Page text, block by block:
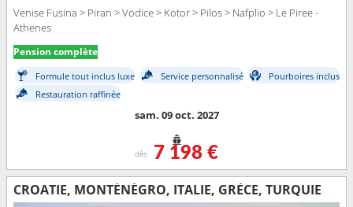
Venise Fusina > Piran > Vodice > Kotor > Pilos > Nafplio > Le Piree -
Athenes
Pension complète
Formule tout inclus luxe Service personnalisé
Pourboires inclus
Restauration raffinée
sam. 09 oct. 2027
dès 7 198 €
CROATIE, MONTÉNÉGRO, ITALIE, GRÈCE, TURQUIE